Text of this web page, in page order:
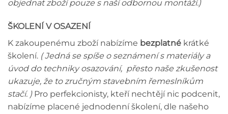
objednat zboží pouze s naší odbornou montáží.)
ŠKOLENÍ V OSAZENÍ
K zakoupenému zboží nabízíme bezplatné krátké
školení. ( Jedná se spíše o seznámení s materiály a
úvod do techniky osazování, přesto naše zkušenost
ukazuje, že to zručným stavebním řemeslníkům
stačí. )Pro perfekcionisty, kteří nechtějí nic podcenit,
nabízíme placené jednodenní školení, dle našeho